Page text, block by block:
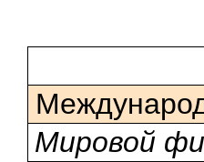
Мировой